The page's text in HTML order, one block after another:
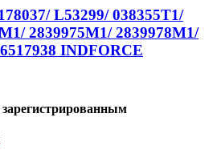
L53299/ 038355T1/
2839975M1/ 2839978M1/
INDFORCE